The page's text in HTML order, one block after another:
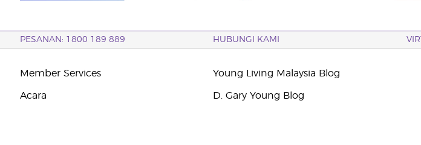
PESANAN: 1800 189 889 HUBUNGI KAMI
Member Services
Acara
Young Living Malaysia Blog
D. Gary Young Blog